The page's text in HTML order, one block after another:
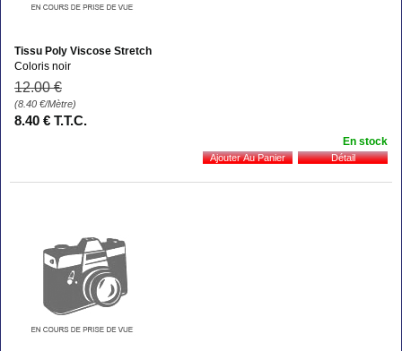
Tissu Poly Viscose Stretch
Coloris noir
12.00 €
(8.40 €/Mètre)
8.40 € T.T.C.
En stock